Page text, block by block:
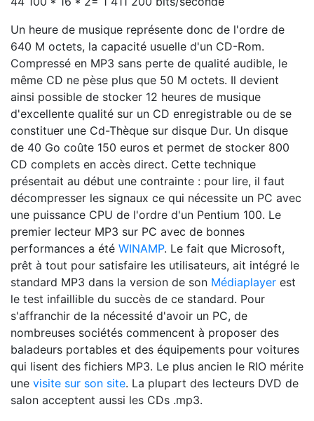
Un heure de musique représente donc de l'ordre de
640 M octets, la capacité usuelle d'un CD-Rom.
Compressé en MP3 sans perte de qualité audible, le
même CD ne pèse plus que 50 M octets. Il devient
ainsi possible de stocker 12 heures de musique
d'excellente qualité sur un CD enregistrable ou de se
constituer une Cd-Thèque sur disque Dur. Un disque
de 40 Go coûte 150 euros et permet de stocker 800
CD complets en accès direct. Cette technique
présentait au début une contrainte : pour lire, il faut
décompresser les signaux ce qui nécessite un PC avec
une puissance CPU de l'ordre d'un Pentium 100. Le
premier lecteur MP3 sur PC avec de bonnes
performances a été WINAMP. Le fait que Microsoft,
prêt à tout pour satisfaire les utilisateurs, ait intégré le
standard MP3 dans la version de son Médiaplayer est
le test infaillible du succès de ce standard. Pour
s'affranchir de la nécessité d'avoir un PC, de
nombreuses sociétés commencent à proposer des
baladeurs portables et des équipements pour voitures
qui lisent des fichiers MP3. Le plus ancien le RIO mérite
une visite sur son site. La plupart des lecteurs DVD de
salon acceptent aussi les CDs .mp3.